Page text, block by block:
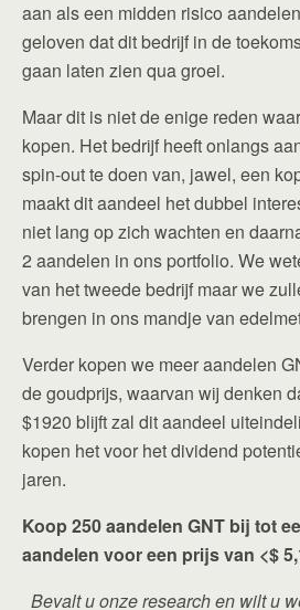
aan als een midden risico
geloven dat dit bedrijf in de
gaan laten zien qua groei.
Maar dit is niet de enige reden
kopen. Het bedrijf heeft onlangs
spin-out te doen van, jawel, een
maakt dit aandeel het dubbel
niet lang op zich wachten en
2 aandelen in ons portfolio. We
van het tweede bedrijf maar we
brengen in ons mandje van
Verder kopen we meer aandelen
de goudprijs, waarvan wij denken
$1920 blijft zal dit aandeel
kopen het voor het dividend
jaren.
Koop 250 aandelen GNT bij tot
aandelen voor een prijs van <$
Bevalt u onze research en wilt u